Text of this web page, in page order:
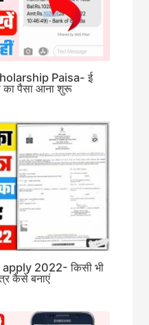
Paisa- ई
का पैसा आना शुरू
2022- किसी भी
कैसे बनाएं